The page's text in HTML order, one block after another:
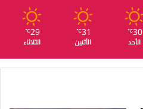
30
℃
الأحد
31
℃
الأثنين
29
℃
الثلاثاء